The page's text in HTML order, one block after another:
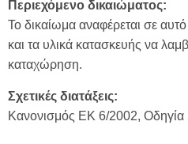
Περιεχόμενο δικαιώματος:
Το δικαίωμα αναφέρεται σε
και τα υλικά κατασκευής να
καταχώρηση.
Σχετικές διατάξεις:
Κανονισμός ΕΚ 6/2002,